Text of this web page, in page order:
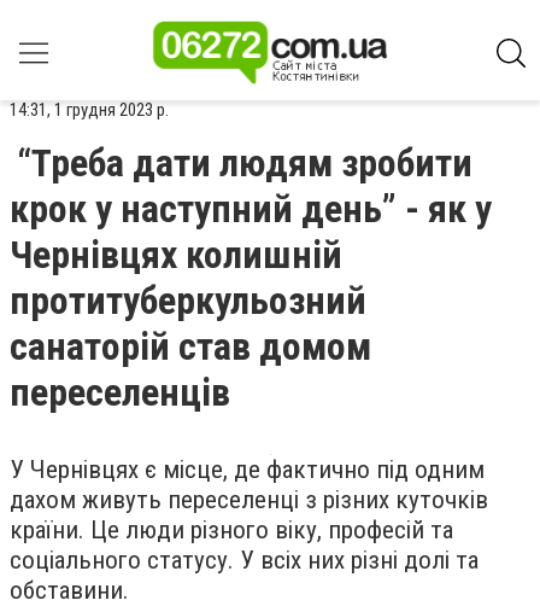
14:31, 1 грудня 2023 р.
“Треба дати людям зробити
крок у наступний день” - як у
Чернівцях колишній
протитуберкульозний
санаторій став домом
переселенців
У Чернівцях є місце, де фактично під одним
дахом живуть переселенці з різних куточків
країни. Це люди різного віку, професій та
соціального статусу. У всіх них різні долі та
обставини.